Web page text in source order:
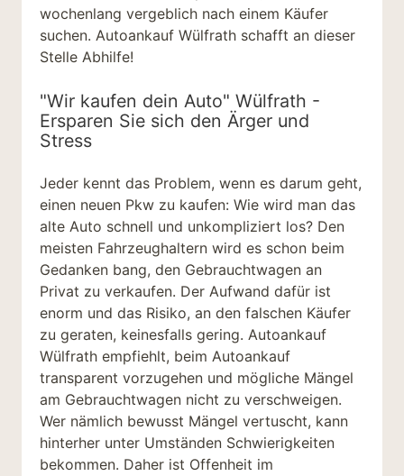
wochenlang vergeblich nach einem Käufer
suchen. Autoankauf Wülfrath schafft an dieser
Stelle Abhilfe!
"Wir kaufen dein Auto" Wülfrath -
Ersparen Sie sich den Ärger und
Stress
Jeder kennt das Problem, wenn es darum geht,
einen neuen Pkw zu kaufen: Wie wird man das
alte Auto schnell und unkompliziert los? Den
meisten Fahrzeughaltern wird es schon beim
Gedanken bang, den Gebrauchtwagen an
Privat zu verkaufen. Der Aufwand dafür ist
enorm und das Risiko, an den falschen Käufer
zu geraten, keinesfalls gering. Autoankauf
Wülfrath empfiehlt, beim Autoankauf
transparent vorzugehen und mögliche Mängel
am Gebrauchtwagen nicht zu verschweigen.
Wer nämlich bewusst Mängel vertuscht, kann
hinterher unter Umständen Schwierigkeiten
bekommen. Daher ist Offenheit im